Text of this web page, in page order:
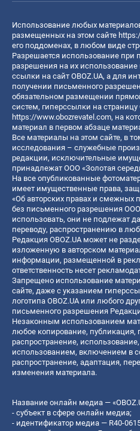
Использование любых
размещенных на этом сайте
его поддоменах, в любом виде
Разрешается использование при
разрешения на их использование
ссылки на сайт OBOZ.UA, а для
получении письменного
обязательном размещении
систем, гиперссылки на страницу
https://www.obozrevatel.com, на
материал в первом абзаце
Все материалы на этом сайте, в
исследования – служебные
редакции, исключительные
принадлежат ООО «Золотая
На все опубликованные
имеет имущественные права,
«Об авторских правах и смежных
без письменного разрешения
использовать, они не подлежат
переводу, распространению в
Редакция OBOZ.UA может не
изложенную в авторском
информации, размещенной в
ответственность несет
Запрещено использование
сайте, даже с указанием
логотипа OBOZ.UA или любого
письменного разрешения
Незаконным использованием
любое копирование, публикация,
распространение,
использованием, включением в
распространение, адаптация,
изменения материала.
Название онлайн медиа —
- субъект в сфере онлайн медиа;
- идентификатор медиа — R40-